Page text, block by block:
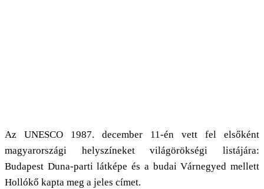
Az UNESCO 1987. december 11-én vett fel elsőként
magyarországi helyszíneket világörökségi listájára:
Budapest Duna-parti látképe és a budai Várnegyed mellett
Hollókő kapta meg a jeles címet.